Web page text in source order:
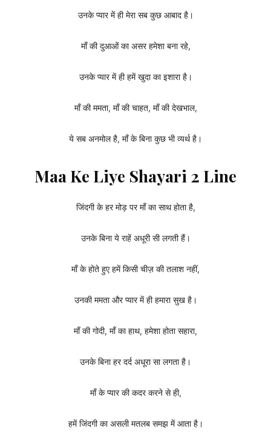
उनके प्यार में ही मेरा सब कुछ आबाद है।
माँ की दुआओं का असर हमेशा बना रहे,
उनके प्यार में ही हमें खुदा का इशारा है।
माँ की ममता, माँ की चाहत, माँ की देखभाल,
ये सब अनमोल है, माँ के बिना कुछ भी व्यर्थ है।
Maa Ke Liye Shayari 2 Line
जिंदगी के हर मोड़ पर माँ का साथ होता है,
उनके बिना ये राहें अधूरी सी लगती हैं।
माँ के होते हुए हमें किसी चीज़ की तलाश नहीं,
उनकी ममता और प्यार में ही हमारा सुख है।
माँ की गोदी, माँ का हाथ, हमेशा होता सहारा,
उनके बिना हर दर्द अधूरा सा लगता है।
माँ के प्यार की कदर करने से ही,
हमें जिंदगी का असली मतलब समझ में आता है।